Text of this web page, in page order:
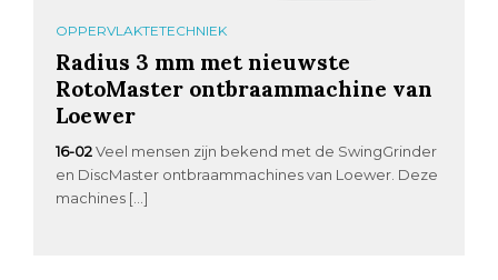
OPPERVLAKTETECHNIEK
Radius 3 mm met nieuwste
RotoMaster ontbraammachine van
Loewer
16-02 Veel mensen zijn bekend met de SwingGrinder
en DiscMaster ontbraammachines van Loewer. Deze
machines […]